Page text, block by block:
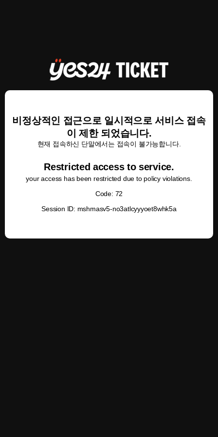
비정상적인 접근으로 일시적으로 서비스 접속
이 제한 되었습니다.
현재 접속하신 단말에서는 접속이 불가능합니다.
Restricted access to service.
your access has been restricted due to policy violations.
Code: 72
Session ID: mshmasv5-no3atlcyyyoet8whk5a